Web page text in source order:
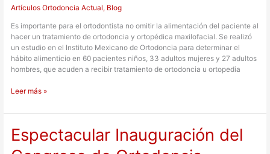
Artículos Ortodoncia Actual, Blog
Es importante para el ortodontista no omitir la alimentación del paciente al
hacer un tratamiento de ortodoncia y ortopédica maxilofacial. Se realizó
un estudio en el Instituto Mexicano de Ortodoncia para determinar el
hábito alimenticio en 60 pacientes niños, 33 adultos mujeres y 27 adultos
hombres, que acuden a recibir tratamiento de ortodoncia u ortopedia
Leer más »
Espectacular Inauguración del
Espectacular
Inauguración
del